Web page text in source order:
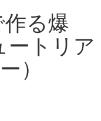
る爆
ートリア
）